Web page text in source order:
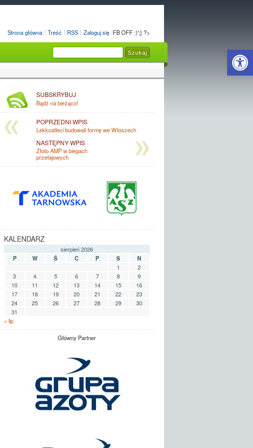
Strona główna Treść RSS Zaloguj się FB OFF :)';} ?>
SUBSKRYBUJ
Bądź na bieżąco!
POPRZEDNI WPIS
Lekkoatleci budowali formę we Włoszech
NASTĘPNY WPIS
Złoto AMP w biegach
przełajowych
KALENDARZ
sierpień 2026
P
W Ś C P S
N
1
2
3
4 5 6 7 8
9
10
11 12 13 14 15
16
17
18 19 20 21 22
23
24
25 26 27 28 29
30
31
« lip
Główny Partner